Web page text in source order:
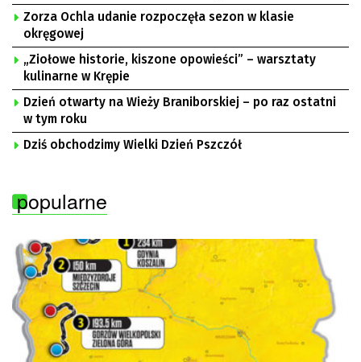
Zorza Ochla udanie rozpoczęła sezon w klasie
okręgowej
„Ziołowe historie, kiszone opowieści” – warsztaty
kulinarne w Krępie
Dzień otwarty na Wieży Braniborskiej – po raz ostatni
w tym roku
Dziś obchodzimy Wielki Dzień Pszczół
popularne